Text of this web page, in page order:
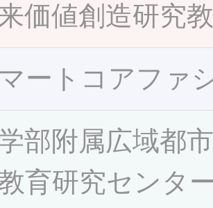
価値創造研究
ートコアファ
部附属広域都
育研究センタ